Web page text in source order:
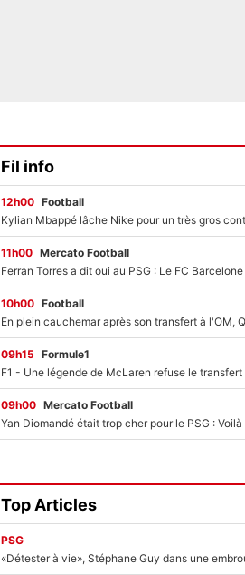
Fil info
12h00 Football
11h00 Mercato Football
10h00 Football
09h15 Formule1
09h00 Mercato Football
Top Articles
PSG